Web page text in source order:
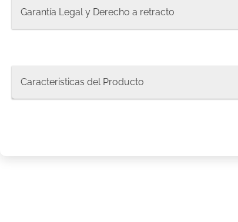
Garantía Legal y Derecho a retracto
Caracteristicas del Producto
9.